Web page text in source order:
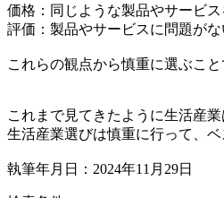
価格：同じような製品やサービ
評価：製品やサービスに問題が
これらの観点から慎重に選ぶこ
これまで見てきたように生活産
生活産業選びは慎重に行って、ベ
執筆年月日：2024年11月29日